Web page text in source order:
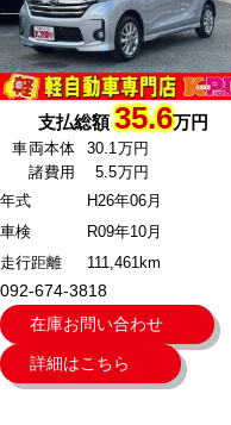
支払総額35.6万円
車両本体
30.1万円
諸費用
5.5万円
年式
H26年06月
車検
R09年10月
走行距離
111,461km
092-674-3818
在庫お問い合わせ
詳細はこちら